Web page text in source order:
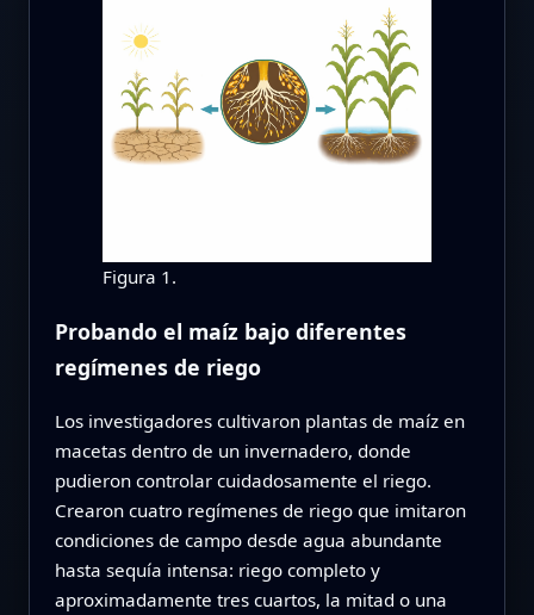
Figura 1.
Probando el maíz bajo diferentes
regímenes de riego
Los investigadores cultivaron plantas de maíz en
macetas dentro de un invernadero, donde
pudieron controlar cuidadosamente el riego.
Crearon cuatro regímenes de riego que imitaron
condiciones de campo desde agua abundante
hasta sequía intensa: riego completo y
aproximadamente tres cuartos, la mitad o una